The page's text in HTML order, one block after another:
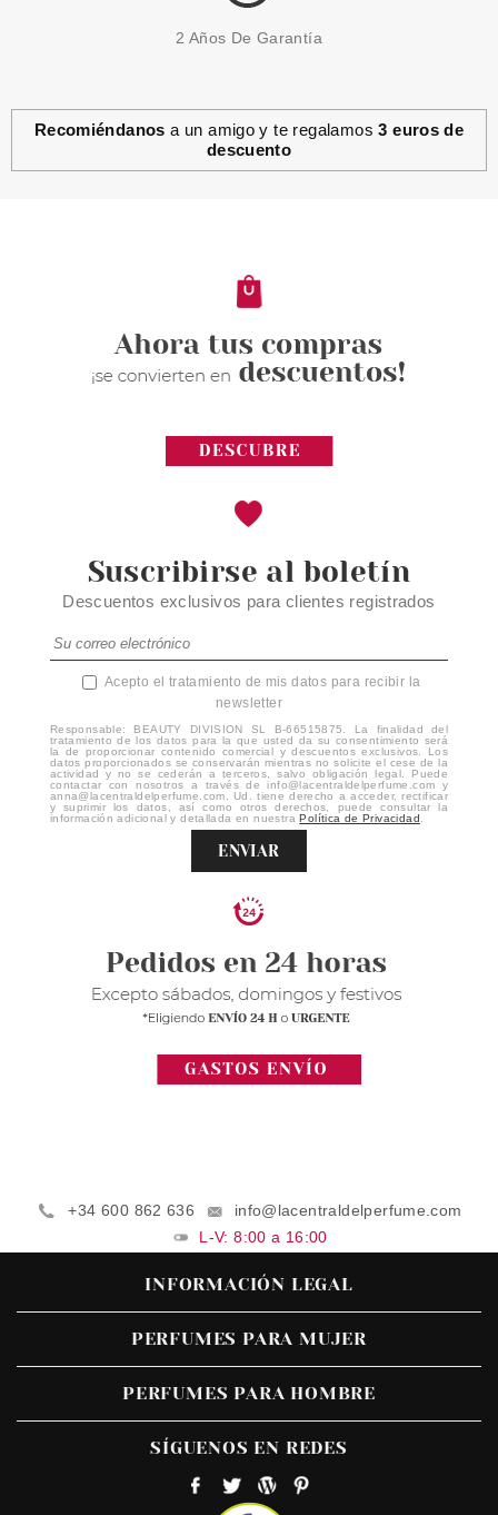
ESSENCE
1.95€
2 Años De Garantía
Recomiéndanos a un amigo y te regalamos3 euros de
descuento
Suscribirse al boletín
Descuentos exclusivos para clientes registrados
Acepto el tratamiento de mis datos para recibir la
newsletter
Responsable: BEAUTY DIVISION SL B-66515875. La finalidad del
tratamiento de los datos para la que usted da su consentimiento será
la de proporcionar contenido comercial y descuentos exclusivos. Los
datos proporcionados se conservarán mientras no solicite el cese de la
actividad y no se cederán a terceros, salvo obligación legal. Puede
contactar con nosotros a través de info@lacentraldelperfume.com y
anna@lacentraldelperfume.com. Ud. tiene derecho a acceder, rectificar
y suprimir los datos, así como otros derechos, puede consultar la
información adicional y detallada en nuestraPolítica de Privacidad
ENVIAR
+34 600 862 636
info@lacentraldelperfume.com
L-V: 8:00 a 16:00
INFORMACIÓN LEGAL
PERFUMES PARA MUJER
PERFUMES PARA HOMBRE
SÍGUENOS EN REDES